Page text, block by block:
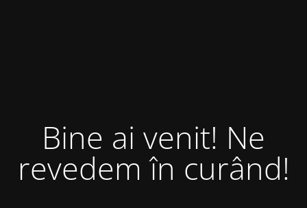
Bine ai venit! Ne
revedem în curând!